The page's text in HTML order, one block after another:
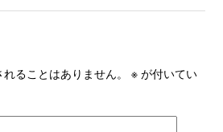
ることはありません。 ※ が付いてい